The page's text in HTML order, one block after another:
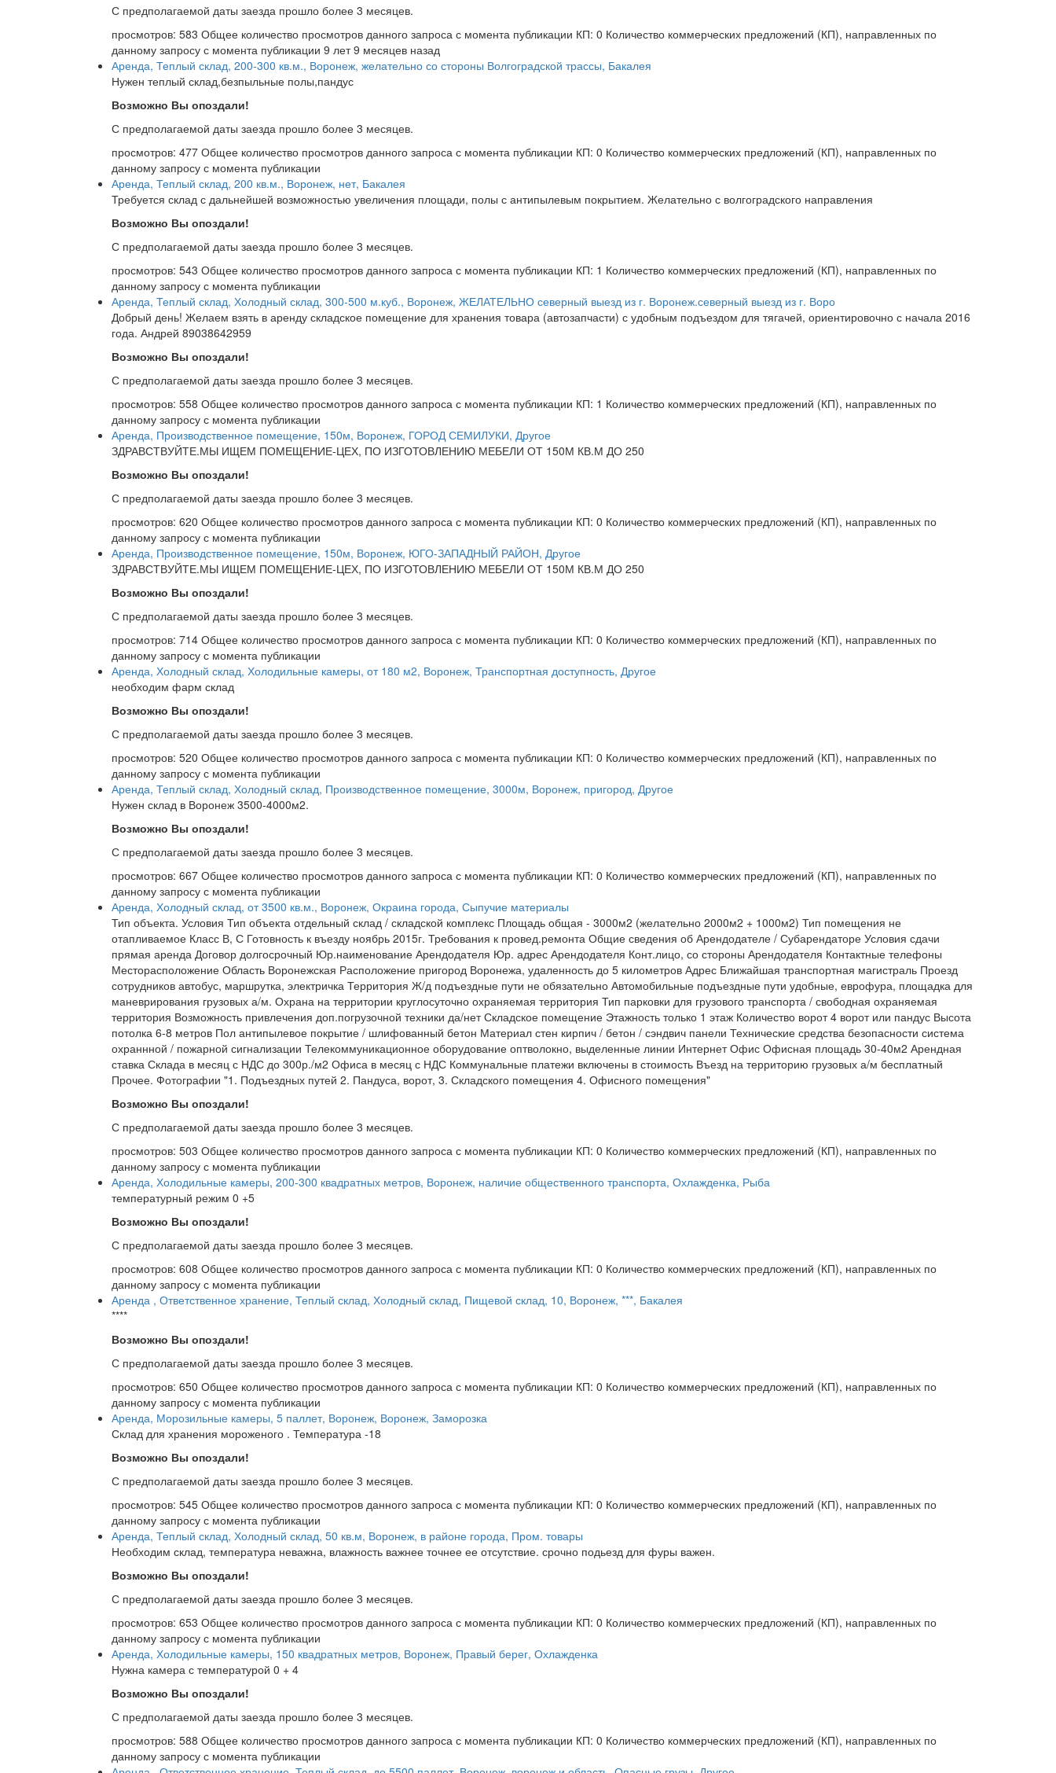
С предполагаемой даты заезда прошло более 3 месяцев.
просмотров: 583 Общее количество просмотров данного запроса с момента публикации КП: 0 Количество коммерческих предложений (КП), направленных по
данному запросу с момента публикации 9 лет 9 месяцев назад
Аренда, Теплый склад, 200-300 кв.м., Воронеж, желательно со стороны Волгоградской трассы, Бакалея
Нужен теплый склад,безпыльные полы,пандус
Возможно Вы опоздали!
С предполагаемой даты заезда прошло более 3 месяцев.
просмотров: 477 Общее количество просмотров данного запроса с момента публикации КП: 0 Количество коммерческих предложений (КП), направленных по
данному запросу с момента публикации
Аренда, Теплый склад, 200 кв.м., Воронеж, нет, Бакалея
Требуется склад с дальнейшей возможностью увеличения площади, полы с антипылевым покрытием. Желательно с волгоградского направления
Возможно Вы опоздали!
С предполагаемой даты заезда прошло более 3 месяцев.
просмотров: 543 Общее количество просмотров данного запроса с момента публикации КП: 1 Количество коммерческих предложений (КП), направленных по
данному запросу с момента публикации
Аренда, Теплый склад, Холодный склад, 300-500 м.куб., Воронеж, ЖЕЛАТЕЛЬНО северный выезд из г. Воронеж.северный выезд из г. Воро
Добрый день! Желаем взять в аренду складское помещение для хранения товара (автозапчасти) с удобным подъездом для тягачей, ориентировочно с начала 2016
года. Андрей 89038642959
Возможно Вы опоздали!
С предполагаемой даты заезда прошло более 3 месяцев.
просмотров: 558 Общее количество просмотров данного запроса с момента публикации КП: 1 Количество коммерческих предложений (КП), направленных по
данному запросу с момента публикации
Аренда, Производственное помещение, 150м, Воронеж, ГОРОД СЕМИЛУКИ, Другое
ЗДРАВСТВУЙТЕ.МЫ ИЩЕМ ПОМЕЩЕНИЕ-ЦЕХ, ПО ИЗГОТОВЛЕНИЮ МЕБЕЛИ ОТ 150М КВ.М ДО 250
Возможно Вы опоздали!
С предполагаемой даты заезда прошло более 3 месяцев.
просмотров: 620 Общее количество просмотров данного запроса с момента публикации КП: 0 Количество коммерческих предложений (КП), направленных по
данному запросу с момента публикации
Аренда, Производственное помещение, 150м, Воронеж, ЮГО-ЗАПАДНЫЙ РАЙОН, Другое
ЗДРАВСТВУЙТЕ.МЫ ИЩЕМ ПОМЕЩЕНИЕ-ЦЕХ, ПО ИЗГОТОВЛЕНИЮ МЕБЕЛИ ОТ 150М КВ.М ДО 250
Возможно Вы опоздали!
С предполагаемой даты заезда прошло более 3 месяцев.
просмотров: 714 Общее количество просмотров данного запроса с момента публикации КП: 0 Количество коммерческих предложений (КП), направленных по
данному запросу с момента публикации
Аренда, Холодный склад, Холодильные камеры, от 180 м2, Воронеж, Транспортная доступность, Другое
необходим фарм склад
Возможно Вы опоздали!
С предполагаемой даты заезда прошло более 3 месяцев.
просмотров: 520 Общее количество просмотров данного запроса с момента публикации КП: 0 Количество коммерческих предложений (КП), направленных по
данному запросу с момента публикации
Аренда, Теплый склад, Холодный склад, Производственное помещение, 3000м, Воронеж, пригород, Другое
Нужен склад в Воронеж 3500-4000м2.
Возможно Вы опоздали!
С предполагаемой даты заезда прошло более 3 месяцев.
просмотров: 667 Общее количество просмотров данного запроса с момента публикации КП: 0 Количество коммерческих предложений (КП), направленных по
данному запросу с момента публикации
Аренда, Холодный склад, от 3500 кв.м., Воронеж, Окраина города, Сыпучие материалы
Тип объекта. Условия Тип объекта отдельный склад / складской комплекс Площадь общая - 3000м2 (желательно 2000м2 + 1000м2) Тип помещения не
отапливаемое Класс В, С Готовность к въезду ноябрь 2015г. Требования к провед.ремонта Общие сведения об Арендодателе / Субарендаторе Условия сдачи
прямая аренда Договор долгосрочный Юр.наименование Арендодателя Юр. адрес Арендодателя Конт.лицо, со стороны Арендодателя Контактные телефоны
Месторасположение Область Воронежская Расположение пригород Воронежа, удаленность до 5 километров Адрес Ближайшая транспортная магистраль Проезд
сотрудников автобус, маршрутка, электричка Территория Ж/д подъездные пути не обязательно Автомобильные подъездные пути удобные, еврофура, площадка для
маневрирования грузовых а/м. Охрана на территории круглосуточно охраняемая территория Тип парковки для грузового транспорта / свободная охраняемая
территория Возможность привлечения доп.погрузочной техники да/нет Складское помещение Этажность только 1 этаж Количество ворот 4 ворот или пандус Высота
потолка 6-8 метров Пол антипылевое покрытие / шлифованный бетон Материал стен кирпич / бетон / сэндвич панели Технические средства безопасности система
охраннной / пожарной сигнализации Телекоммуникационное оборудование оптволокно, выделенные линии Интернет Офис Офисная площадь 30-40м2 Арендная
ставка Склада в месяц с НДС до 300р./м2 Офиса в месяц с НДС Коммунальные платежи включены в стоимость Въезд на территорию грузовых а/м бесплатный
Прочее. Фотографии "1. Подъездных путей 2. Пандуса, ворот, 3. Складского помещения 4. Офисного помещения"
Возможно Вы опоздали!
С предполагаемой даты заезда прошло более 3 месяцев.
просмотров: 503 Общее количество просмотров данного запроса с момента публикации КП: 0 Количество коммерческих предложений (КП), направленных по
данному запросу с момента публикации
Аренда, Холодильные камеры, 200-300 квадратных метров, Воронеж, наличие общественного транспорта, Охлажденка, Рыба
температурный режим 0 +5
Возможно Вы опоздали!
С предполагаемой даты заезда прошло более 3 месяцев.
просмотров: 608 Общее количество просмотров данного запроса с момента публикации КП: 0 Количество коммерческих предложений (КП), направленных по
данному запросу с момента публикации
Аренда , Ответственное хранение, Теплый склад, Холодный склад, Пищевой склад, 10, Воронеж, ***, Бакалея
****
Возможно Вы опоздали!
С предполагаемой даты заезда прошло более 3 месяцев.
просмотров: 650 Общее количество просмотров данного запроса с момента публикации КП: 0 Количество коммерческих предложений (КП), направленных по
данному запросу с момента публикации
Аренда, Морозильные камеры, 5 паллет, Воронеж, Воронеж, Заморозка
Склад для хранения мороженого . Температура -18
Возможно Вы опоздали!
С предполагаемой даты заезда прошло более 3 месяцев.
просмотров: 545 Общее количество просмотров данного запроса с момента публикации КП: 0 Количество коммерческих предложений (КП), направленных по
данному запросу с момента публикации
Аренда, Теплый склад, Холодный склад, 50 кв.м, Воронеж, в районе города, Пром. товары
Необходим склад, температура неважна, влажность важнее точнее ее отсутствие. срочно подьезд для фуры важен.
Возможно Вы опоздали!
С предполагаемой даты заезда прошло более 3 месяцев.
просмотров: 653 Общее количество просмотров данного запроса с момента публикации КП: 0 Количество коммерческих предложений (КП), направленных по
данному запросу с момента публикации
Аренда, Холодильные камеры, 150 квадратных метров, Воронеж, Правый берег, Охлажденка
Нужна камера с температурой 0 + 4
Возможно Вы опоздали!
С предполагаемой даты заезда прошло более 3 месяцев.
просмотров: 588 Общее количество просмотров данного запроса с момента публикации КП: 0 Количество коммерческих предложений (КП), направленных по
данному запросу с момента публикации